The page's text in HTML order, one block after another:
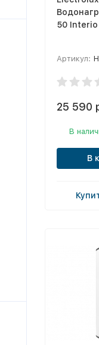
50 Interio
Артикул:
25 590
В
В